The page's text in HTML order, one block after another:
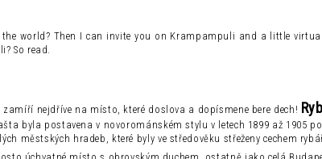
the world? Then I can invite you on Krampampuli and a little
So read.
nejdříve na místo, které doslova a dopísmene bere dech!
byla postavena v novorománském stylu v letech 1899 až 1905
městských hradeb, které byly ve středověku střeženy cechem